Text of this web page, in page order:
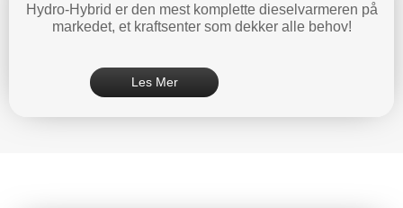
Hydro-Hybrid er den mest komplette dieselvarmeren på
markedet, et kraftsenter som dekker alle behov!
Les Mer